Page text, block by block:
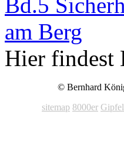
Hier findest
© Bernhard
sitemap 8000er